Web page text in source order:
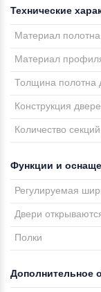
Технические
Материал
Материал
Толщина полотна
Конструкция
Количество
Функции и
Регулируемая
Двери
Полки
Дополнительное